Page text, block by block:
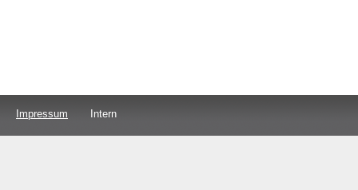
Impressum Intern